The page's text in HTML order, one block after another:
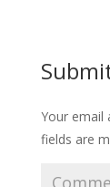
Your email
fields are